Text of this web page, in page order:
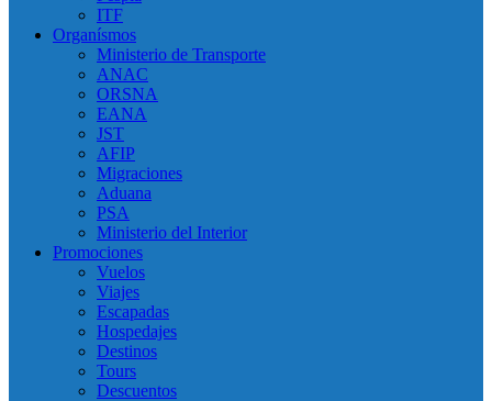
ITF
Organísmos
Ministerio de Transporte
ANAC
ORSNA
EANA
JST
AFIP
Migraciones
Aduana
PSA
Ministerio del Interior
Promociones
Vuelos
Viajes
Escapadas
Hospedajes
Destinos
Tours
Descuentos